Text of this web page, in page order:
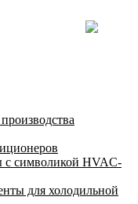
с символикой HVAC-
для холодильной